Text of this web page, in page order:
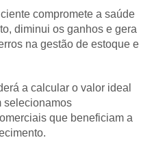
compromete a saúde
diminui os ganhos e gera
na gestão de estoque e
a calcular o valor ideal
selecionamos
que beneficiam a